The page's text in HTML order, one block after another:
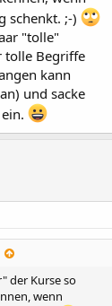
schenkt. ;-)
"tolle"
tolle Begriffe
kann
und sacke
der Kurse so
wenn